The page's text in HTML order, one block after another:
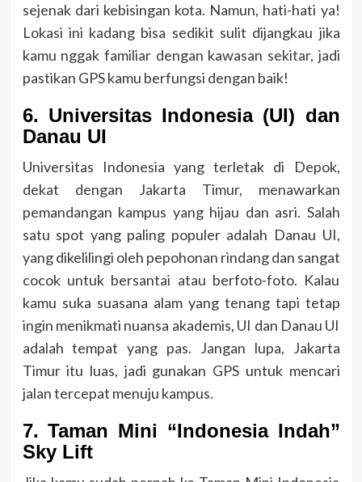
sejenak dari kebisingan kota. Namun, hati-hati ya!
Lokasi ini kadang bisa sedikit sulit dijangkau jika
kamu nggak familiar dengan kawasan sekitar, jadi
pastikan GPS kamu berfungsi dengan baik!
6. Universitas Indonesia (UI) dan
Danau UI
Universitas Indonesia yang terletak di Depok,
dekat dengan Jakarta Timur, menawarkan
pemandangan kampus yang hijau dan asri. Salah
satu spot yang paling populer adalah Danau UI,
yang dikelilingi oleh pepohonan rindang dan sangat
cocok untuk bersantai atau berfoto-foto. Kalau
kamu suka suasana alam yang tenang tapi tetap
ingin menikmati nuansa akademis, UI dan Danau UI
adalah tempat yang pas. Jangan lupa, Jakarta
Timur itu luas, jadi gunakan GPS untuk mencari
jalan tercepat menuju kampus.
7. Taman Mini “Indonesia Indah”
Sky Lift